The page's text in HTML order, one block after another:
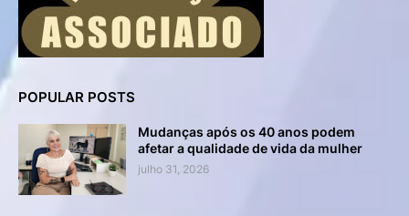
POPULAR POSTS
Mudanças após os 40 anos podem
afetar a qualidade de vida da mulher
julho 31, 2026